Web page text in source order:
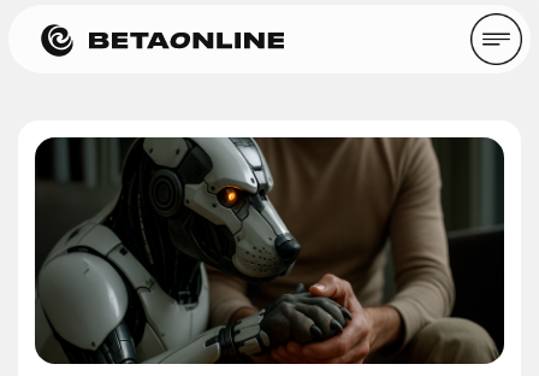
Алгоритм друг человека:
почему HR выбирают
гибридный подход к кадровой
лидогенерации
28.10.2025